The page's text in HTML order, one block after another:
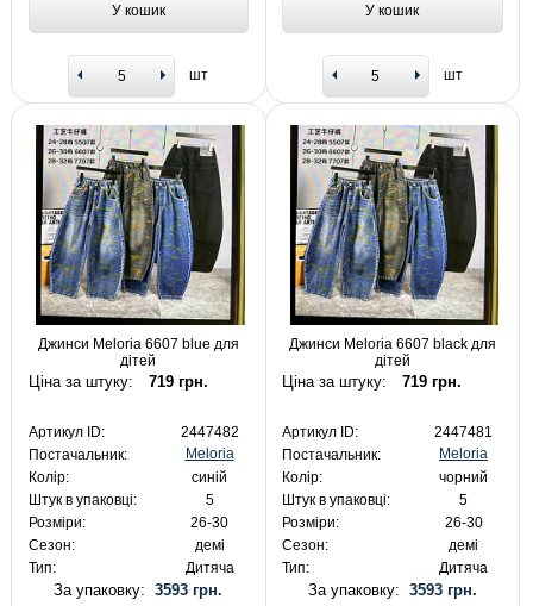
У кошик
шт
У кошик
шт
Джинси Meloria 6607 blue для
дітей
Ціна за штуку: 719 грн.
Артикул ID:
2447482
Постачальник:
Meloria
Колір:
синій
Штук в упаковці:
5
Розміри:
26-30
Сезон:
демі
Тип:
Дитяча
За упаковку:3593 грн.
Джинси Meloria 6607 black для
дітей
Ціна за штуку: 719 грн.
Артикул ID:
2447481
Постачальник:
Meloria
Колір:
чорний
Штук в упаковці:
5
Розміри:
26-30
Сезон:
демі
Тип:
Дитяча
За упаковку: 3593 грн.